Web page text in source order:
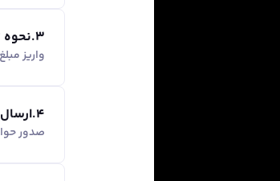
3
.
واریز
4
.
صدور